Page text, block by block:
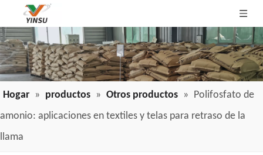
Hogar » productos » Otros productos » Polifosfato de
amonio: aplicaciones en textiles y telas para retraso de la
llama